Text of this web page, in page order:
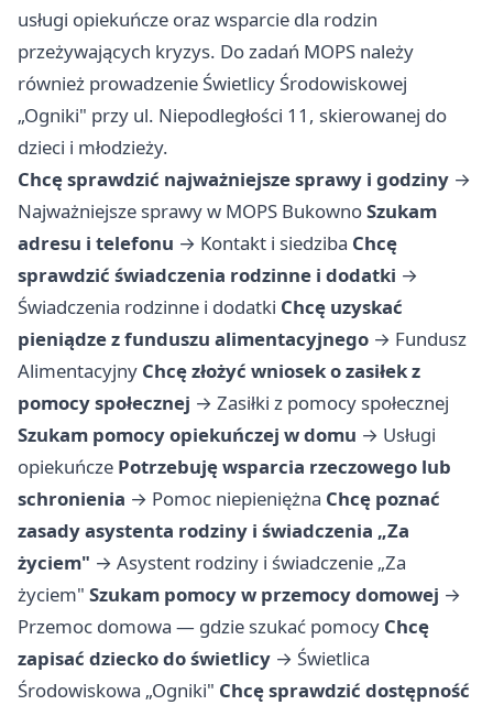
usługi opiekuńcze oraz wsparcie dla rodzin
przeżywających kryzys. Do zadań MOPS należy
również prowadzenie Świetlicy Środowiskowej
„Ogniki" przy ul. Niepodległości 11, skierowanej do
dzieci i młodzieży.
Chcę sprawdzić najważniejsze sprawy i godziny →
Najważniejsze sprawy w MOPS BukownoSzukam
adresu i telefonu → Kontakt i siedziba Chcę
sprawdzić świadczenia rodzinne i dodatki →
Świadczenia rodzinne i dodatki Chcę uzyskać
pieniądze z funduszu alimentacyjnego → Fundusz
Alimentacyjny Chcę złożyć wniosek o zasiłek z
pomocy społecznej → Zasiłki z pomocy społecznej
Szukam pomocy opiekuńczej w domu → Usługi
opiekuńcze Potrzebuję wsparcia rzeczowego lub
schronienia → Pomoc niepieniężna Chcę poznać
zasady asystenta rodziny i świadczenia „Za
życiem" → Asystent rodziny i świadczenie „Za
życiem" Szukam pomocy w przemocy domowej →
Przemoc domowa — gdzie szukać pomocy Chcę
zapisać dziecko do świetlicy → Świetlica
Środowiskowa „Ogniki" Chcę sprawdzić dostępność